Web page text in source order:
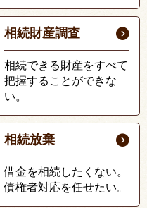
相続財産調査
相続できる財産をすべて
把握することができな
い。
相続放棄
借金を相続したくない。
債権者対応を任せたい。